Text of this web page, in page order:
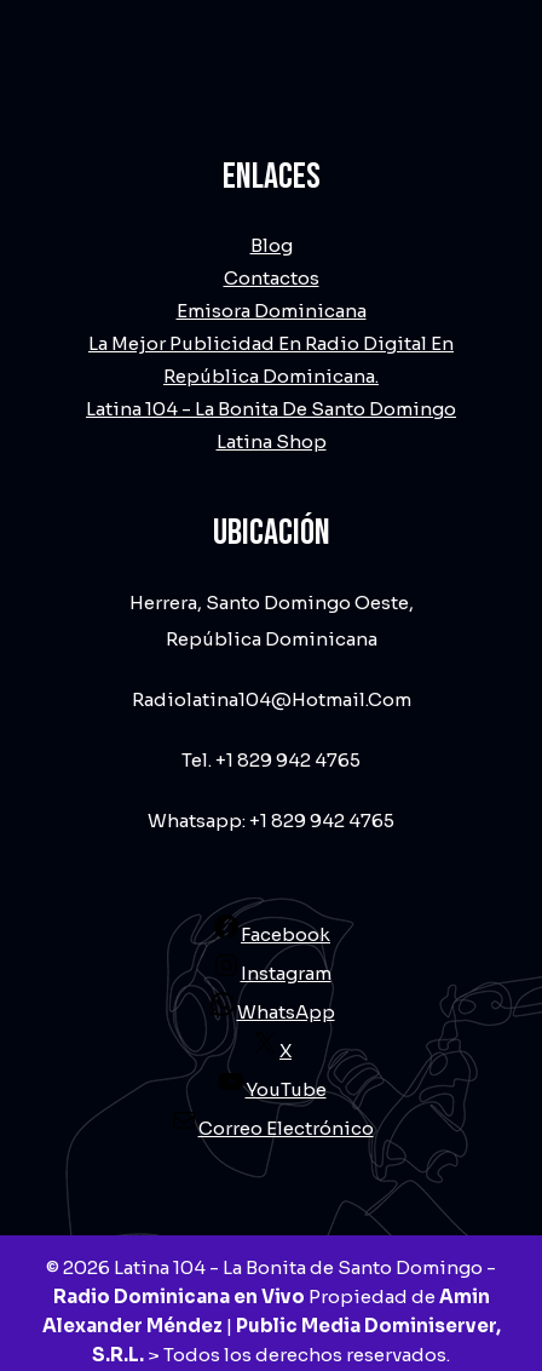
ENLACES
Blog
Contactos
Emisora Dominicana
La Mejor Publicidad En Radio Digital En
República Dominicana.
Latina 104 - La Bonita De Santo Domingo
Latina Shop
UBICACIÓN
Herrera, Santo Domingo Oeste,
República Dominicana
Radiolatina104@hotmail.com
Tel. +1 829 942 4765
Whatsapp: +1 829 942 4765
Facebook
Instagram
WhatsApp
X
YouTube
Correo Electrónico
© 2026 Latina 104 - La Bonita de Santo Domingo -
Radio Dominicana en Vivo Propiedad deAmin
Alexander Méndez | Public Media Dominiserver,
S.R.L. > Todos los derechos reservados.